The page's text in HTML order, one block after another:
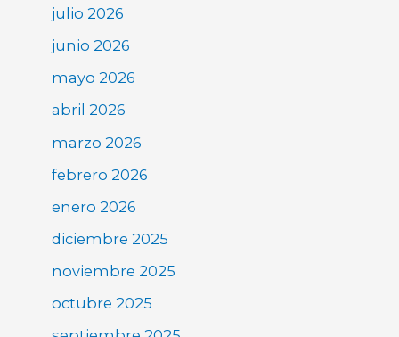
julio 2026
junio 2026
mayo 2026
abril 2026
marzo 2026
febrero 2026
enero 2026
diciembre 2025
noviembre 2025
octubre 2025